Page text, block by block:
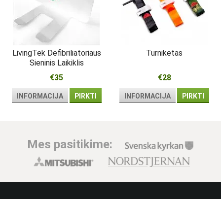
LivingTek Defibriliatoriaus
Sieninis Laikiklis
€35
INFORMACIJA PIRKTI
Turniketas
€28
INFORMACIJA PIRKTI
Mes pasitikime: